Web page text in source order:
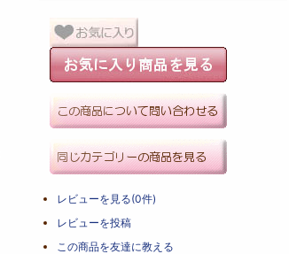
レビューを見る(0件)
レビューを投稿
この商品を友達に教える